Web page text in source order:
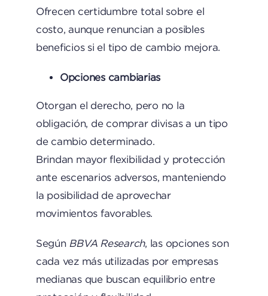
Ofrecen certidumbre total sobre el
costo, aunque renuncian a posibles
beneficios si el tipo de cambio mejora.
Opciones cambiarias
Otorgan el derecho, pero no la
obligación, de comprar divisas a un tipo
de cambio determinado.
Brindan mayor flexibilidad y protección
ante escenarios adversos, manteniendo
la posibilidad de aprovechar
movimientos favorables.
Según BBVA Research, las opciones son
cada vez más utilizadas por empresas
medianas que buscan equilibrio entre